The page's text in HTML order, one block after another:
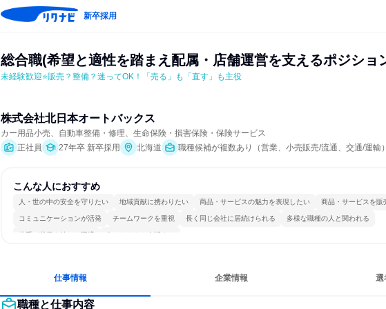
新卒採用
総合職(希望と適性を踏まえ配属・店舗運営を支えるポジショ
未経験歓迎⭐販売？整備？迷ってOK！「売る」も「直す」も主役
株式会社北日本オートバックス
カー用品小売、自動車整備・修理、生命保険・損害保険・保険サービス
正社員
27年卒 新卒採用 北海道 職種候補が複数あり（営業、小売販売/流通、交通/運輸）
こんな人におすすめ
人・世の中の安全を守りたい 地域貢献に携わりたい 商品・サービスの魅力を表現したい 商品・サービスを販
コミュニケーションが活発 チームワークを重視 長く同じ会社に居続けられる 多様な職種の人と関われる
若手が裁量を持てる環境 人とたくさん会話する
仕事情報 企業情報 選
職種と仕事内容